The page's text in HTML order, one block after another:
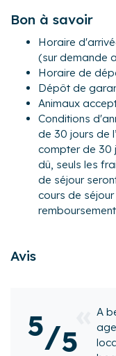
donne un accès
À l’étage :
- Espace bureau sur
- 1 suite parentale
de bain (avec une
vasques) ainsi
- 1 chambre avec
en un lit queen-size
- 1 chambre avec
transformer en un
- Une salle d'eau
- Une terrasse
Anglet, la Villa Elaïa
entre pins, golf et
des commerces.
Bon à savoir
Horaire
(sur demande
Horaire de
Dépôt de
Animaux
Conditions
de 30 jours de
compter de 30
dû, seuls les
de séjour
cours de
Avis
5/5
A